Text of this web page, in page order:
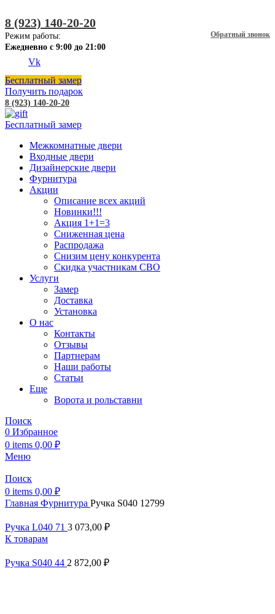
8 (923) 140-20-20
Обратный звонок
Режим работы:
Ежедневно с 9:00 до 21:00
Vk
Бесплатный замер
Получить подарок
8 (923) 140-20-20
Бесплатный замер
Межкомнатные двери
Входные двери
Дизайнерские двери
Фурнитура
Акции
Описание всех акций
Новинки!!!
Акция 1+1=3
Сниженная цена
Распродажа
Снизим цену конкурента
Скидка участникам СВО
Услуги
Замер
Доставка
Установка
О нас
Контакты
Отзывы
Партнерам
Наши работы
Статьи
Еще
Ворота и рольставни
Поиск
0 Избранное
0 items 0,00 ₽
Меню
Поиск
0 items 0,00 ₽
Главная Фурнитура Ручка S040 12799
Ручка L040 71 3 073,00 ₽
К товарам
Ручка S040 44 2 872,00 ₽